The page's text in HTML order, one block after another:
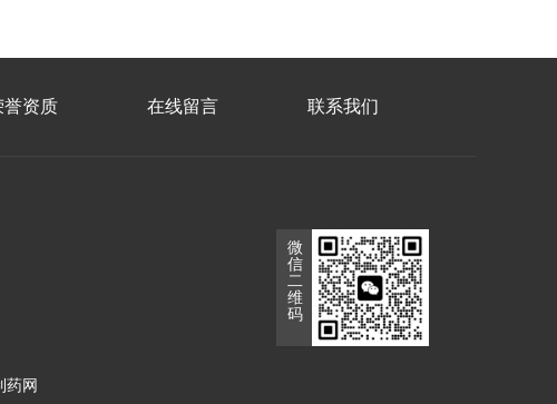
誉资质 在线留言 联系我们
药网
微
信
二
维
码